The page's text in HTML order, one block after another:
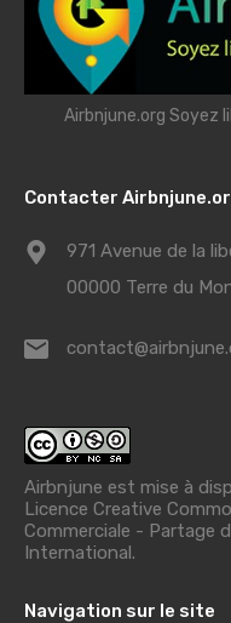
Airbnjune.org Soyez
Contacter
971 Avenue de la
00000 Terre du
Airbnjune est mise à
Licence Creative
Commerciale - Partage
International.
Navigation sur le site